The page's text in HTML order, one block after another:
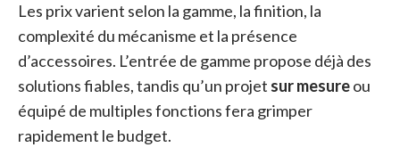
Les prix varient selon la gamme, la finition, la
complexité du mécanisme et la présence
d’accessoires. L’entrée de gamme propose déjà des
solutions fiables, tandis qu’un projet sur mesureou
équipé de multiples fonctions fera grimper
rapidement le budget.